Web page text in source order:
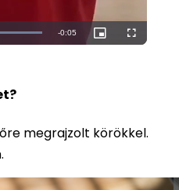
:
megrajzolt körökkel.